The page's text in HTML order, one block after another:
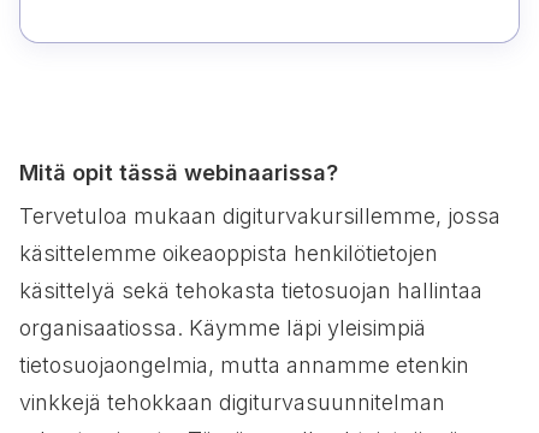
Mitä opit tässä webinaarissa?
Tervetuloa mukaan digiturvakursillemme, jossa
käsittelemme oikeaoppista henkilötietojen
käsittelyä sekä tehokasta tietosuojan hallintaa
organisaatiossa. Käymme läpi yleisimpiä
tietosuojaongelmia, mutta annamme etenkin
vinkkejä tehokkaan digiturvasuunnitelman